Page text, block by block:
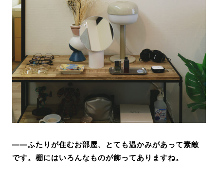
――ふたりが住むお部屋、とても温かみがあって素敵
です。棚にはいろんなものが飾ってありますね。